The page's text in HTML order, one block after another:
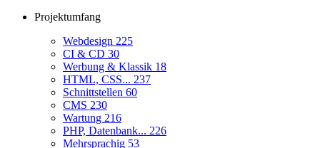
Projektumfang
Webdesign 225
CI & CD 30
Werbung & Klassik 18
HTML, CSS... 237
Schnittstellen 60
CMS 230
Wartung 216
PHP, Datenbank... 226
Mehrsprachig 53